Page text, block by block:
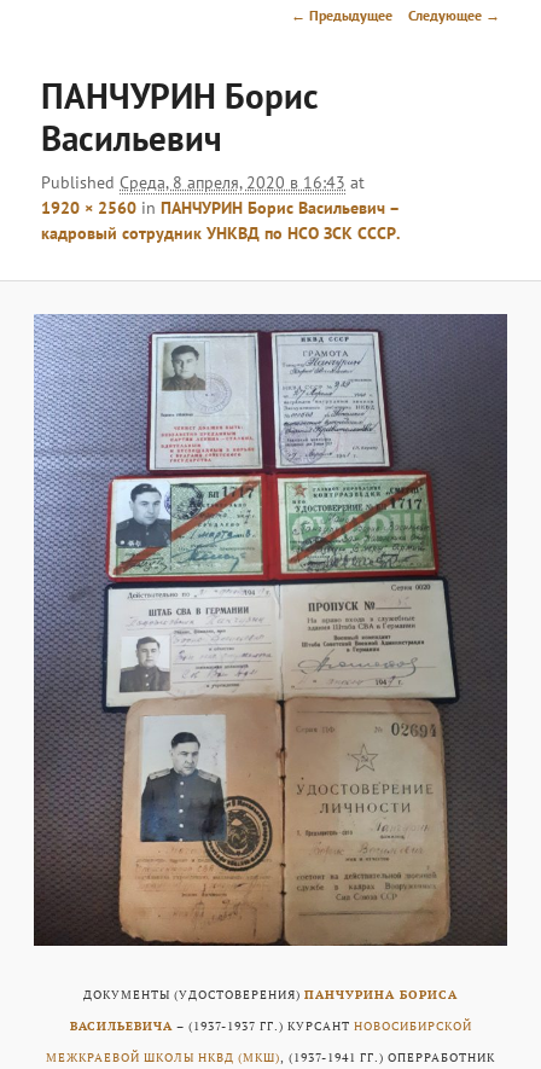
Навигация
← Предыдущее Следующее →
ПАНЧУРИН Борис
Васильевич
PublishedСреда, 8 апреля, 2020 в 16:43 at
1920 × 2560 inПАНЧУРИН Борис Васильевич –
кадровый сотрудник УНКВД по НСО ЗСК СССР.
ДОКУМЕНТЫ (УДОСТОВЕРЕНИЯ) ПАНЧУРИНА БОРИСА
ВАСИЛЬЕВИЧА– (1937-1937 ГГ.) КУРСАНТ НОВОСИБИРСКОЙ
МЕЖКРАЕВОЙ ШКОЛЫ НКВД (МКШ), (1937-1941 ГГ.) ОПЕРРАБОТНИК